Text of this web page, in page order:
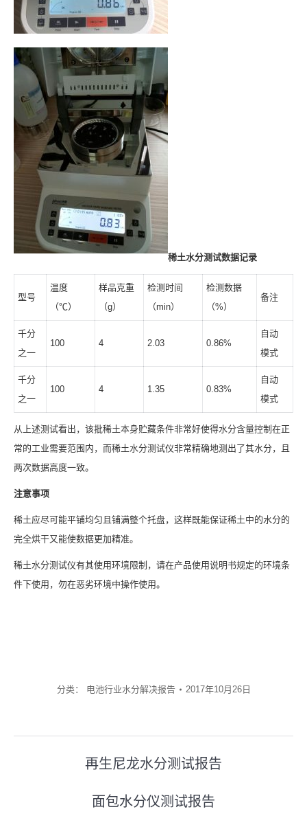
稀土水分测试数据记录
型号
温度
（℃）
样品克重
（g）
检测时间
（min）
检测数据
（%）
备注
千分
之一
100 4 2.03 0.86%
自动
模式
千分
之一
100 4 1.35 0.83%
自动
模式
从上述测试看出，该批稀土本身贮藏条件非常好使得水分含量控制在正
常的工业需要范围内，而稀土水分测试仪非常精确地测出了其水分，且
两次数据高度一致。
注意事项
稀土应尽可能平铺均匀且铺满整个托盘，这样既能保证稀土中的水分的
完全烘干又能使数据更加精准。
稀土水分测试仪有其使用环境限制，请在产品使用说明书规定的环境条
件下使用，勿在恶劣环境中操作使用。
分类： 电池行业水分解决报告 2017年10月26日
上
篇
再生尼龙水分测试报告
下
面包水分仪测试报告